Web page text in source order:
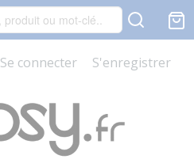
Se connecter S'enregistrer